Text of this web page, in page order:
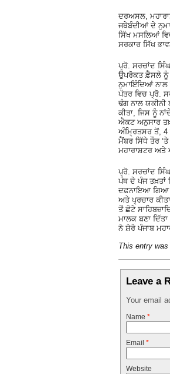
ਦਰਅਸਲ,
ਜਥੇਬੰਦੀਆਂ ਦੇ
ਸਿੱਖ ਮਸਲਿਆਂ
ਸਰਕਾਰ ਸਿੱਖ
ਪ੍ਰੋ. ਸਰਚਾਂਦ
ਉਪਰੋਕਤ ਫ਼ੈਸਲੇ ਨੂੰ
ਨੁਮਾਇੰਦਿਆਂ ਨਾਲ
ਪੱਤਰ ਵਿਚ ਪ੍ਰੋ.
ਢੰਗ ਨਾਲ
ਕੀਤਾ, ਜਿਸ ਨੂੰ
ਐਕਟ ਅਨੁਸਾਰ
ਅੰਮ੍ਰਿਤਸਰ ਤੋਂ, 4
ਮੈਂਬਰ ਸਿੱਧੇ ਤੌਰ
ਮਹਾਰਾਸ਼ਟਰ
ਪ੍ਰੋ. ਸਰਚਾਂਦ
ਪੰਥ ਦੇ ਪੰਜ ਤਖ਼ਤਾਂ
ਦਫ਼ਨਾਇਆ ਗਿਆ
ਅਤੇ ਪ੍ਰਚਾਰ
ਤੋਂ ਛੋਟੇ
ਮਾਲਕ ਬਣਾ
ਨੇ ਸ਼ੇਰੇ ਪੰਜਾਬ
This entry
Leave a
Your email
Name *
Email *
Website